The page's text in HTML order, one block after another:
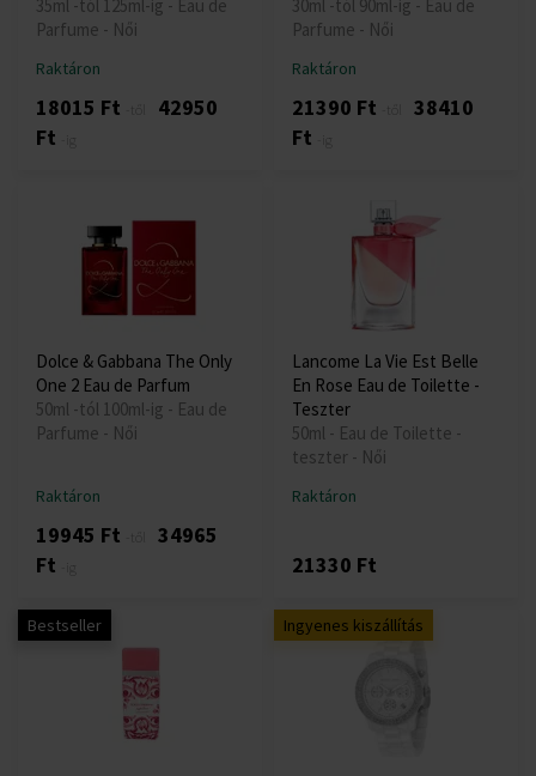
35ml -tól 125ml-ig - Eau de
Parfume - Női
Raktáron
18015 Ft
42950
Ft
30ml -tól 90ml-ig - Eau de
Parfume - Női
Raktáron
21390 Ft
38410
Ft
Dolce & Gabbana The Only
One 2 Eau de Parfum
50ml -tól 100ml-ig - Eau de
Parfume - Női
Raktáron
19945 Ft
34965
Ft
Lancome La Vie Est Belle
En Rose Eau de Toilette -
Teszter
50ml - Eau de Toilette -
teszter - Női
Raktáron
21330 Ft
Bestseller Ingyenes kiszállítás